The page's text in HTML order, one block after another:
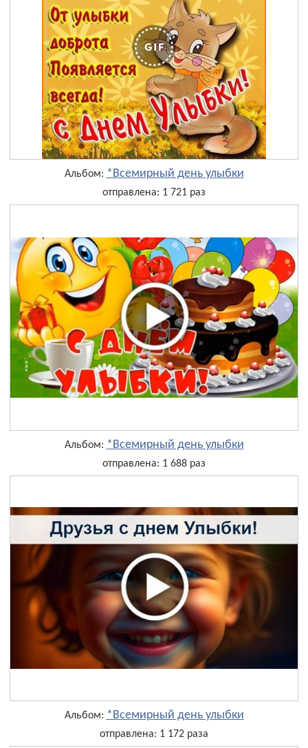
Альбом: *Всемирный день улыбки
отправлена: 1 721 раз
Альбом: *Всемирный день улыбки
отправлена: 1 688 раз
Альбом: *Всемирный день улыбки
отправлена: 1 172 раза